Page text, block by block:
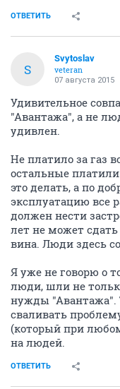
ОТВЕТИТЬ
S
Svytoslav
veteran
07 августа 2015
Удивительное
"Авантажа", а не
удивлен.
Не платило за газ
остальные
это делать, а по
эксплуатацию все
должен нести
лет не может
вина. Люди здесь
Я уже не говорю о
люди, шли не
нужды "Авантажа".
сваливать
(который при
на людей.
ОТВЕТИТЬ